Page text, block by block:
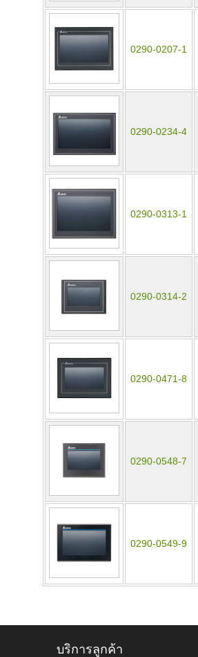
0290-0207-1
0290-0234-4
0290-0313-1
0290-0314-2
0290-0471-8
0290-0548-7
0290-0549-9
บริการลูกค้า